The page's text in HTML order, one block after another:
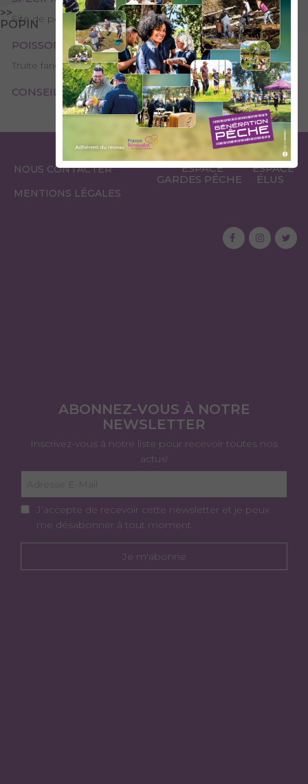
>>
POPIN
Site de pêche - 1ère catégorie
POISSONS PRÉSENTS
Truite fario
CONSEILS DE PÊCHE
NOUS CONTACTER
MENTIONS LÉGALES
ESPACE
GARDES PÊCHE
ESPACE
ÉLUS
ABONNEZ-VOUS À NOTRE
NEWSLETTER
Inscrivez-vous à notre liste pour recevoir toutes nos
actus!
J’accepte de recevoir cette newsletter et je peux
me désabonner à tout moment.
Je m'abonne